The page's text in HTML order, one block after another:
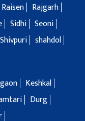
Raisen
Rajgarh
Sidhi Seoni
Shivpuri shahdol
Keshkal
Durg